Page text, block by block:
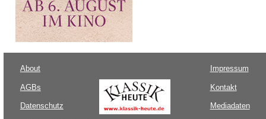
About
AGBs
Datenschutz
Impressum
Kontakt
Mediadaten